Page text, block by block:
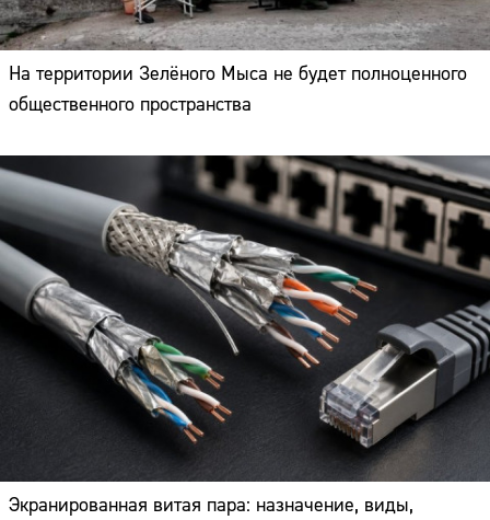
На территории Зелёного Мыса не будет полноценного
общественного пространства
Экранированная витая пара: назначение, виды,